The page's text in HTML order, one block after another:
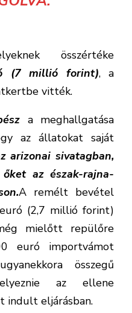
összértéke
(7 millió forint), a
vitték.
a meghallgatása
az állatokat saját
arizonai sivatagban,
az észak-rajna-
A remélt bevétel
(2,7 millió forint)
mielőtt repülőre
euró importvámot
összegű
az ellene
indult eljárásban.